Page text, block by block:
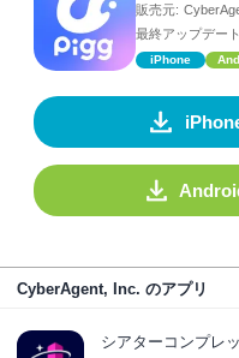
販売元:
最終アップデー
iPhone
CyberAgent, Inc. のアプリ
シアターコンプレ